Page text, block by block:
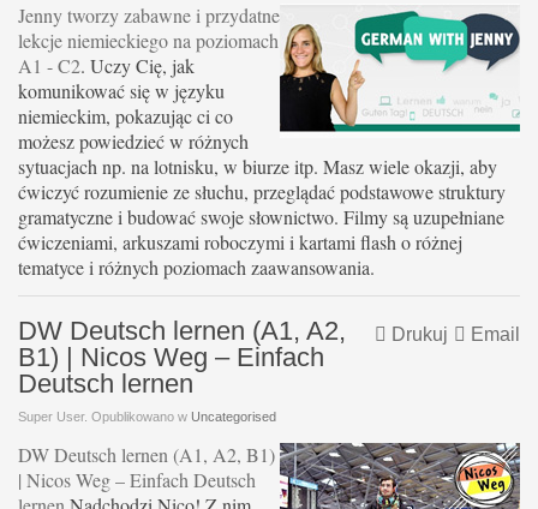
Jenny tworzy zabawne i przydatne
lekcje niemieckiego na poziomach
A1 - C2. Uczy Cię, jak
komunikować się w języku
niemieckim, pokazując ci co
możesz powiedzieć w różnych
sytuacjach np. na lotnisku, w biurze itp. Masz wiele okazji, aby
ćwiczyć rozumienie ze słuchu, przeglądać podstawowe struktury
gramatyczne i budować swoje słownictwo. Filmy są uzupełniane
ćwiczeniami, arkuszami roboczymi i kartami flash o różnej
tematyce i różnych poziomach zaawansowania.
Email
Drukuj
DW Deutsch lernen (A1, A2,
B1) | Nicos Weg – Einfach
Deutsch lernen
Super User. Opublikowano w Uncategorised
DW Deutsch lernen (A1, A2, B1)
| Nicos Weg – Einfach Deutsch